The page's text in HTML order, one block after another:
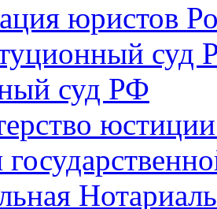
юристов
суд
суд РФ